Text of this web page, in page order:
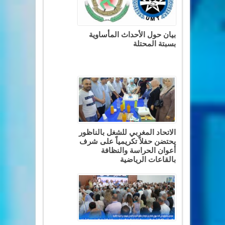
بيان حول الأحداث المأساوية
بسبتة المحتلة
الاتحاد المغربي للشغل بالناظور
يحتضن حفلاً تكريمياً على شرف
أعوان الحراسة والنظافة
بالقاعات الرياضية